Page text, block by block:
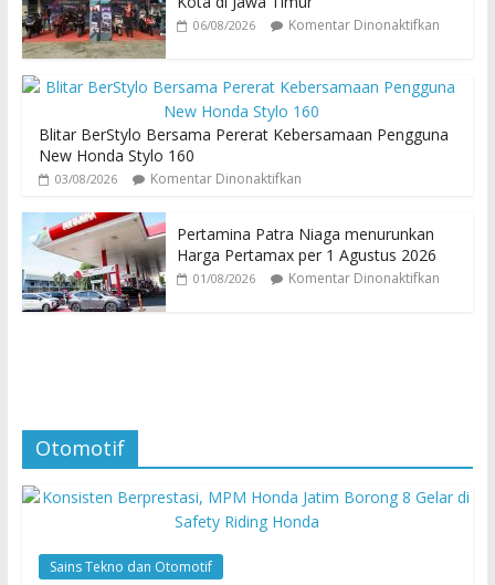
06/08/2026 Komentar Dinonaktifkan
Blitar BerStylo Bersama Pererat Kebersamaan Pengguna
New Honda Stylo 160
03/08/2026 Komentar Dinonaktifkan
Pertamina Patra Niaga menurunkan
Harga Pertamax per 1 Agustus 2026
01/08/2026 Komentar Dinonaktifkan
Otomotif
Sains Tekno dan Otomotif